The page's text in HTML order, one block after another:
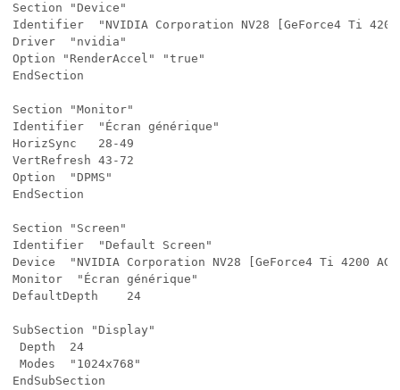
Section "Device"
Identifier	"NVIDIA Corporation NV28 [GeForce4 Ti 4200 AGP 8x]"
Driver  "nvidia"
Option "RenderAccel" "true"
EndSection
Section "Monitor"
Identifier	"Écran générique"
HorizSync	28-49
VertRefresh	43-72
Option  "DPMS"
EndSection
Section "Screen"
Identifier	"Default Screen"
Device  "NVIDIA Corporation NV28 [GeForce4 Ti 4200
Monitor  "Écran générique"
DefaultDepth	24
SubSection "Display"
Depth  24
Modes  "1024x768"
EndSubSection